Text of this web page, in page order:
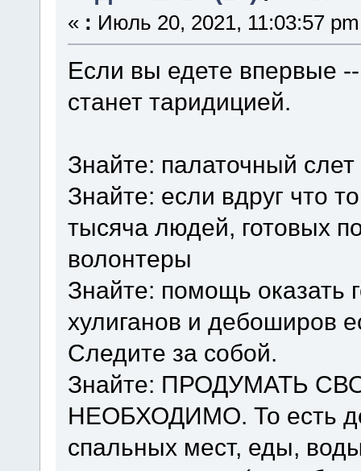
« : Июль 20, 2021, 11:03:57
Если вы едете впервые
станет таридицией.
Знайте: палаточный слет
Знайте: если вдруг что
тысяча людей, готовых
волонтеры
Знайте: помощь оказать
хулиганов и дебоширов
Следите за собой.
Знайте: ПРОДУМАТЬ
НЕОБХОДИМО. То есть
спальных мест, еды,